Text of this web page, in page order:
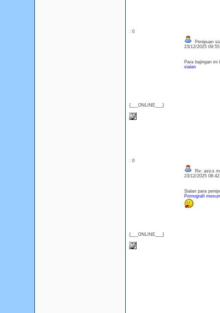
: 0
{___ONLINE___}
Penipuan
23/12/2025
Para bajingan
sialan
: 0
{___ONLINE___}
Re: asics
23/12/2025
Sialan para
Pornografi